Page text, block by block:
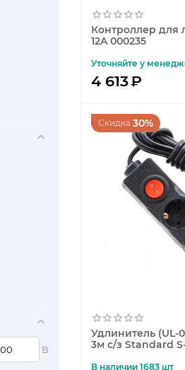
Контроллер для
12A 000235
Уточняйте у
4 613₽
Скидка 30%
Удлинитель (UL-
3м с/з Standard
В наличии 1683 шт
В